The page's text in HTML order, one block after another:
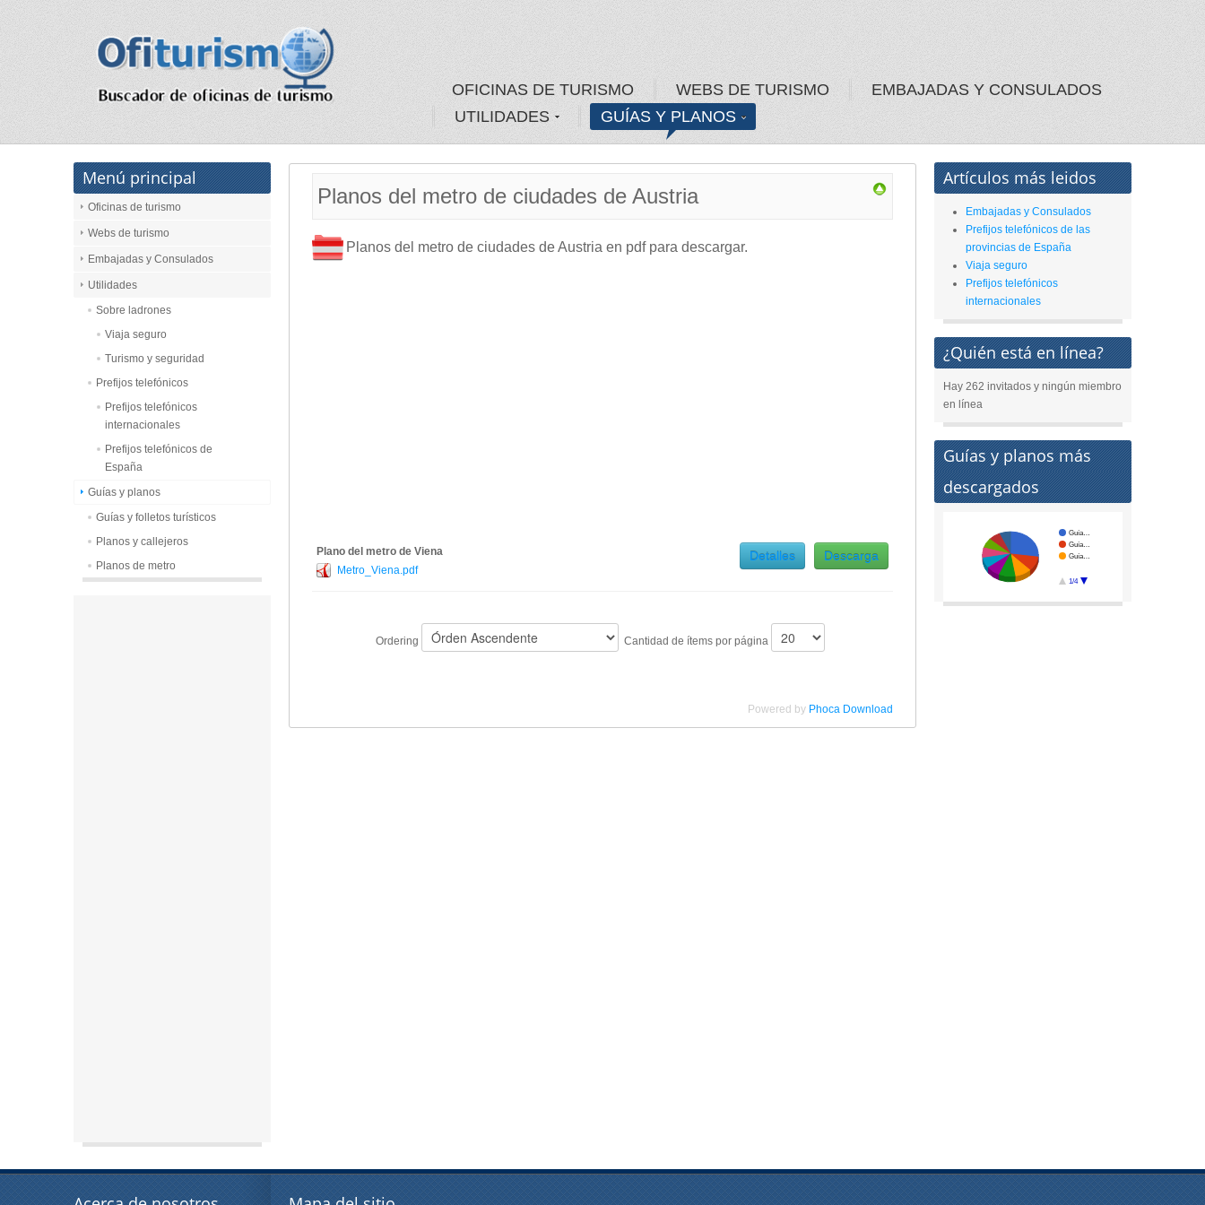
OFICINAS DE TURISMO WEBS DE TURISMO
EMBAJADAS Y CONSULADOS
UTILIDADES
GUÍAS Y PLANOS
Planos del metro de ciudades de Austria
Planos del metro de ciudades de Austria en pdf para descargar.
Plano del metro de Viena
Metro_Viena.pdf
Descarga
Detalles
Ordering Cantidad de ítems por página
Powered by Phoca Download
Menú principal
Oficinas de turismo
Webs de turismo
Embajadas y Consulados
Utilidades
Sobre ladrones
Viaja seguro
Turismo y seguridad
Prefijos telefónicos
Prefijos telefónicos
internacionales
Prefijos telefónicos de
España
Guías y planos
Guías y folletos turísticos
Planos y callejeros
Planos de metro
Artículos más leidos
Embajadas y Consulados
Prefijos telefónicos de las
provincias de España
Viaja seguro
Prefijos telefónicos
internacionales
¿Quién está en línea?
Hay 262 invitados y ningún miembro
en línea
Guías y planos más
descargados
Guía…
Guía…
Guía…
1/4